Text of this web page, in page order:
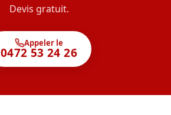
Devis gratuit.
Appeler le
0472 53 24 26